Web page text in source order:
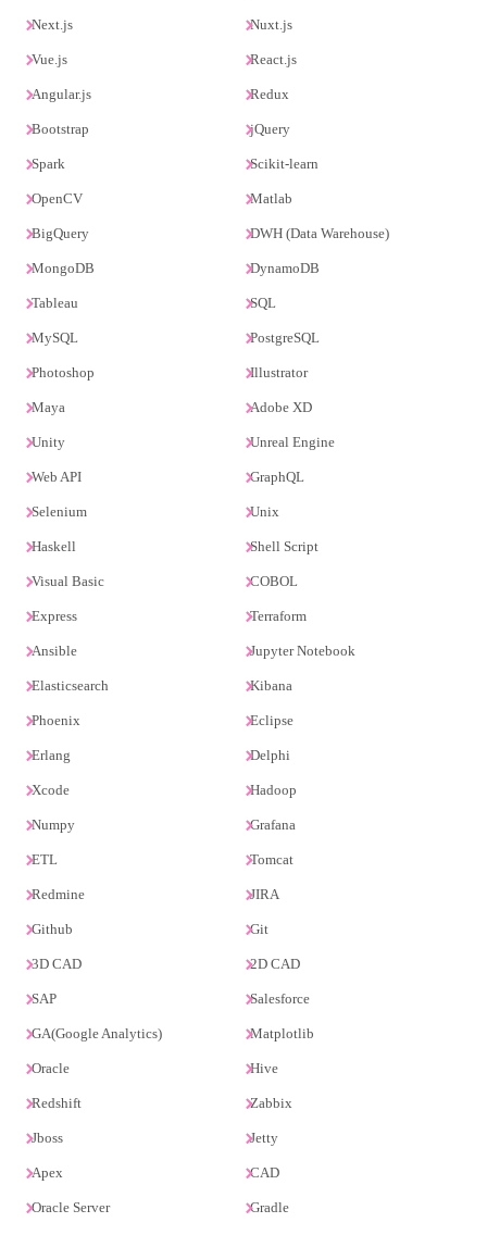
Next.js Nuxt.js
Vue.js React.js
Angular.js Redux
Bootstrap jQuery
Spark Scikit-learn
OpenCV Matlab
BigQuery DWH (Data Warehouse)
MongoDB DynamoDB
Tableau SQL
MySQL PostgreSQL
Photoshop Illustrator
Maya Adobe XD
Unity Unreal Engine
Web API GraphQL
Selenium Unix
Haskell Shell Script
Visual Basic COBOL
Express Terraform
Ansible Jupyter Notebook
Elasticsearch Kibana
Phoenix Eclipse
Erlang Delphi
Xcode Hadoop
Numpy Grafana
ETL Tomcat
Redmine JIRA
Github Git
3D CAD 2D CAD
SAP Salesforce
GA(Google Analytics) Matplotlib
Oracle Hive
Redshift Zabbix
Jboss Jetty
Apex CAD
Oracle Server Gradle